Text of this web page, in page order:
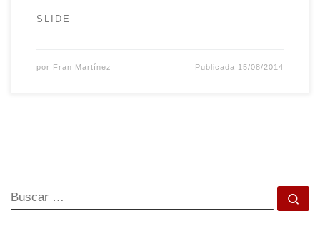
SLIDE
por Fran Martínez Publicada 15/08/2014
BUSCAR